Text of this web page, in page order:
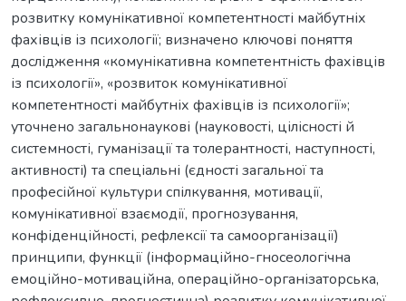
розвитку комунікативної компетентності майбутніх
фахівців із психології; визначено ключові поняття
дослідження «комунікативна компетентність фахівців
із психології», «розвиток комунікативної
компетентності майбутніх фахівців із психології»;
уточнено загальнонаукові (науковості, цілісності й
системності, гуманізації та толерантності, наступності,
активності) та спеціальні (єдності загальної та
професійної культури спілкування, мотивації,
комунікативної взаємодії, прогнозування,
конфіденційності, рефлексії та самоорганізації)
принципи, функції (інформаційно-гносеологічна
емоційно-мотиваційна, операційно-організаторська,